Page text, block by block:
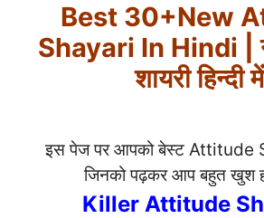
Best 30+New
Shayari In Hindi |
शायरी हिन्दी
इस पेज पर आपको बेस्ट Attitude
जिनको पढ़कर आप बहुत खुश
Killer Attitude